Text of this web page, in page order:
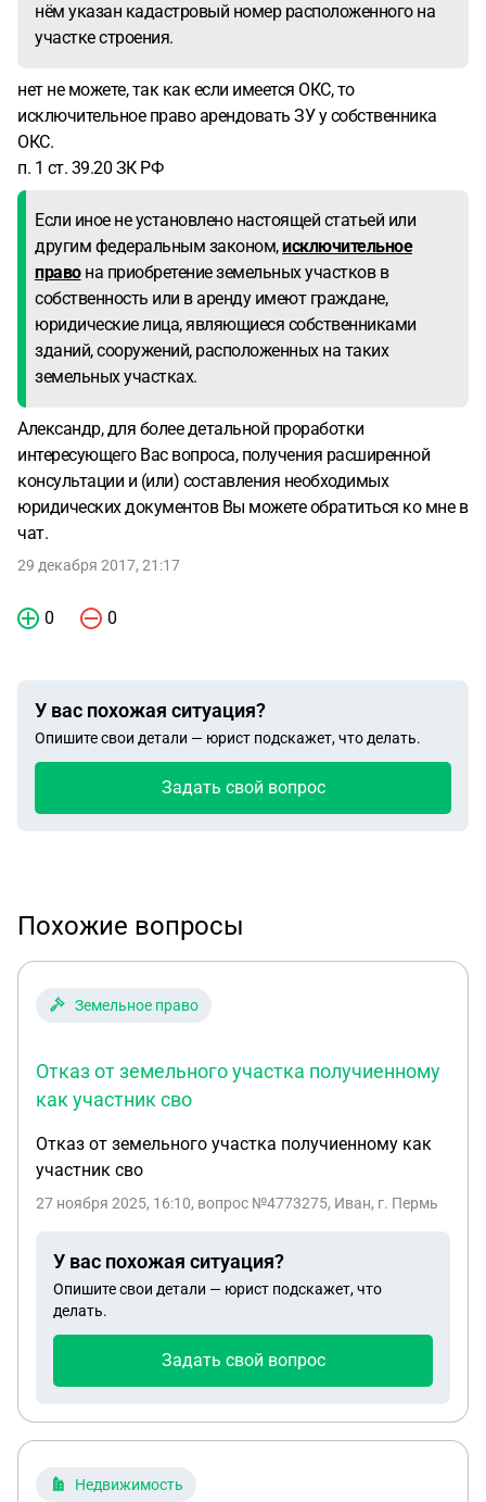
нём указан кадастровый номер расположенного на
участке строения.
нет не можете, так как если имеется ОКС, то
исключительное право арендовать ЗУ у собственника
ОКС.
п. 1 ст. 39.20 ЗК РФ
Если иное не установлено настоящей статьей или
другим федеральным законом,исключительное
правона приобретение земельных участков в
собственность или в аренду имеют граждане,
юридические лица, являющиеся собственниками
зданий, сооружений, расположенных на таких
земельных участках.
Александр, для более детальной проработки
интересующего Вас вопроса, получения расширенной
консультации и (или) составления необходимых
юридических документов Вы можете обратиться ко мне в
чат.
29 декабря 2017, 21:17
0 0
У вас похожая ситуация?
Опишите свои детали — юрист подскажет, что делать.
Задать свой вопрос
Похожие вопросы
Земельное право
Отказ от земельного участка получиенному
как участник сво
Отказ от земельного участка получиенному как
участник сво
27 ноября 2025, 16:10, вопрос №4773275, Иван, г. Пермь
У вас похожая ситуация?
Опишите свои детали — юрист подскажет, что
делать.
Задать свой вопрос
Недвижимость